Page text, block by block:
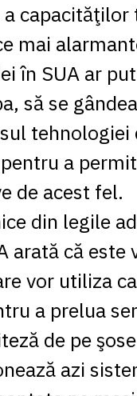
capacităţilor
mai
în SUA ar
să se
a
de acest fel.
din legile
arată că este
vor utiliza
a prelua
de pe
azi